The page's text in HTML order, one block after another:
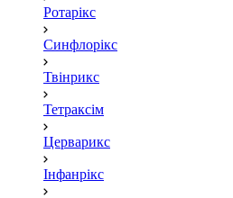
Ротарікс
Синфлорікс
Твінрикс
Тетраксім
Церварикс
Інфанрікс